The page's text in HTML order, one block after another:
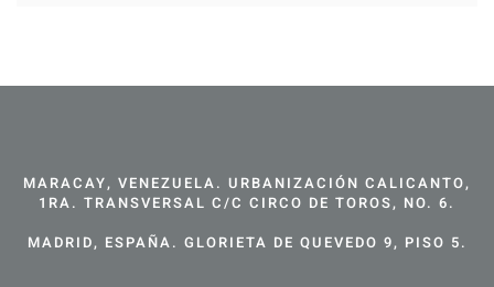
MARACAY, VENEZUELA. URBANIZACIÓN CALICANTO,
1RA. TRANSVERSAL C/C CIRCO DE TOROS, NO. 6.
MADRID, ESPAÑA. GLORIETA DE QUEVEDO 9, PISO 5.